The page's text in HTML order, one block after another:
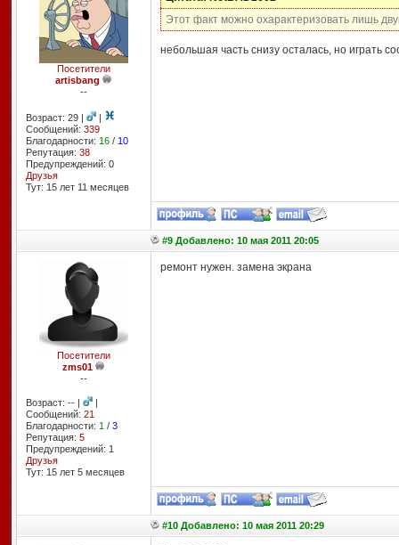
Посетители
artisbang
--
Возраст: 29 |
|
Сообщений: 339
Благодарности: 16/ 10
Репутация: 38
Предупреждений: 0
Друзья
Тут: 15 лет 11 месяцев
Этот факт можно охарактеризовать лишь
небольшая часть снизу осталась, но играть
#9 Добавлено: 10 мая 2011 20:05
Посетители
zms01
--
Возраст: -- |
|
Сообщений: 21
Благодарности: 1 / 3
Репутация: 5
Предупреждений: 1
Друзья
Тут: 15 лет 5 месяцев
ремонт нужен. замена экрана
#10 Добавлено: 10 мая 2011 20:29